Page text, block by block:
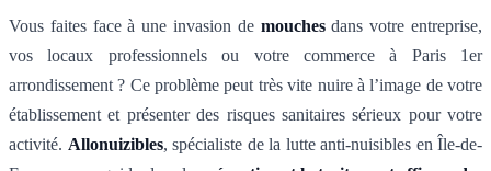
Vous faites face à une invasion de mouchesdans votre entreprise,
vos locaux professionnels ou votre commerce à Paris 1er
arrondissement ? Ce problème peut très vite nuire à l’image de votre
établissement et présenter des risques sanitaires sérieux pour votre
activité. Allonuizibles, spécialiste de la lutte anti-nuisibles en Île-de-